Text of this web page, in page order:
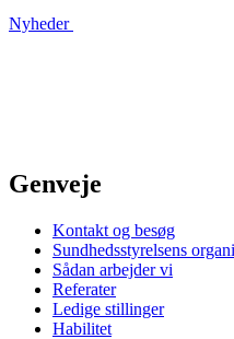
Nyheder
Genveje
Kontakt og besøg
Sundhedsstyrelsens
Sådan arbejder vi
Referater
Ledige stillinger
Habilitet